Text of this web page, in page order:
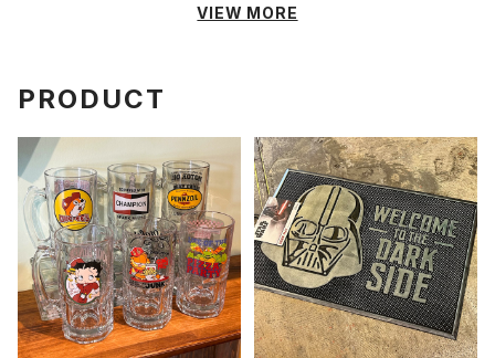
VIEW MORE
PRODUCT